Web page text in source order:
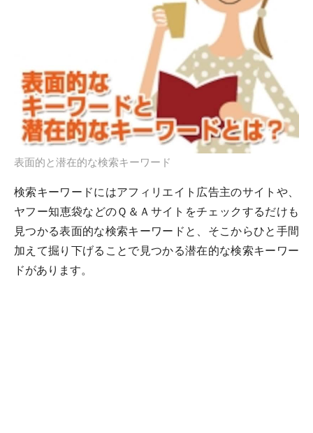
表面的と潜在的な検索キーワード
検索キーワードにはアフィリエイト広告主のサイトや、
ヤフー知恵袋などのＱ＆Ａサイトをチェックするだけも
見つかる表面的な検索キーワードと、そこからひと手間
加えて掘り下げることで見つかる潜在的な検索キーワー
ドがあります。